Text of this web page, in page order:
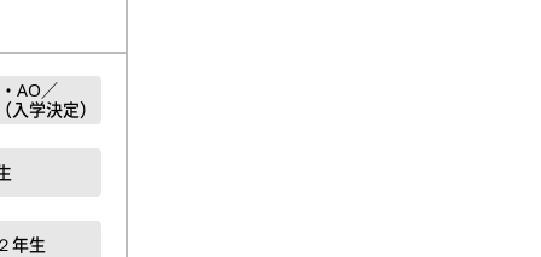
AO／
学決定）
年生